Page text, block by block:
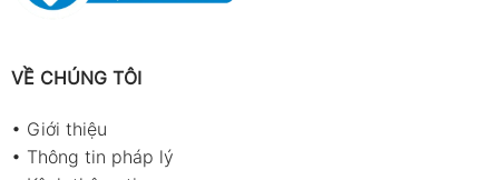
VỀ CHÚNG TÔI
• Giới thiệu
• Thông tin pháp lý